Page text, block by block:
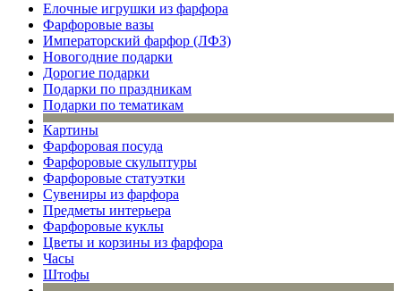
Елочные игрушки из фарфора
Фарфоровые вазы
Императорский фарфор (ЛФЗ)
Новогодние подарки
Дорогие подарки
Подарки по праздникам
Подарки по тематикам
Картины
Фарфоровая посуда
Фарфоровые скульптуры
Фарфоровые статуэтки
Сувениры из фарфора
Предметы интерьера
Фарфоровые куклы
Цветы и корзины из фарфора
Часы
Штофы